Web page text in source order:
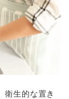
衛生的な置き